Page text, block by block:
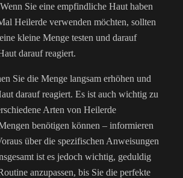
Sie eine empfindliche Haut haben
Heilerde verwenden möchten, sollten
kleine Menge testen und darauf
darauf reagiert.
Sie die Menge langsam erhöhen und
darauf reagiert. Es ist auch wichtig zu
Arten von Heilerde
benötigen können – informieren
über die spezifischen Anweisungen
ist es jedoch wichtig, geduldig
anzupassen, bis Sie die perfekte